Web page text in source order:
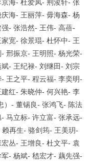
京海- 杜爱凤- 荆浚轩- 张
庆海- 王丽萍- 毋海森- 杨
- 张浩然- 王伟- 高蓓-
家宽- 徐景琨- 杜怀中- 王
- 邢振京- 王明照- 杨光荣-
斌- 王纪禄- 刘继田- 刘宗
- 王之平- 程云福- 李奕明-
建红- 朱晓仲- 何兴艳- 李
- 董锡良- 张鸿飞- 陈法
- 马立标- 许立富- 张承远-
赖再生- 骆剑筠- 王美玥-
宏丛- 王增良- 杜文平- 袁
军- 杨斌- 嵇宏才- 藕先强-